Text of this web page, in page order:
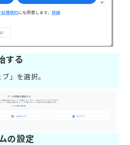
する
」を選択。
の設定